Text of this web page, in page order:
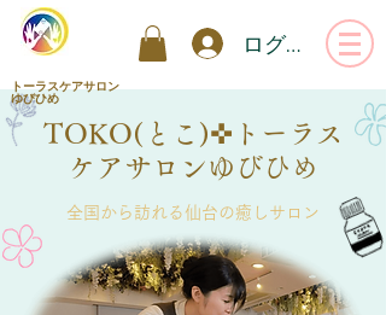
ログイン
トーラスケアサロン
ゆびひめ
TOKO(とこ)✜トーラス
ケアサロンゆびひめ
全国から訪れる仙台の癒しサロン